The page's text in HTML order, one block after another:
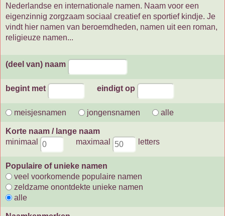
Nederlandse en internationale namen. Naam voor een
eigenzinnig zorgzaam sociaal creatief en sportief kindje. Je
vindt hier namen van beroemdheden, namen uit een roman,
religieuze namen...
(deel van) naam
begint met eindigt op
meisjesnamen jongensnamen alle
Korte naam / lange naam
minimaal
maximaal letters
Populaire of unieke namen
veel voorkomende populaire namen
zeldzame onontdekte unieke namen
alle